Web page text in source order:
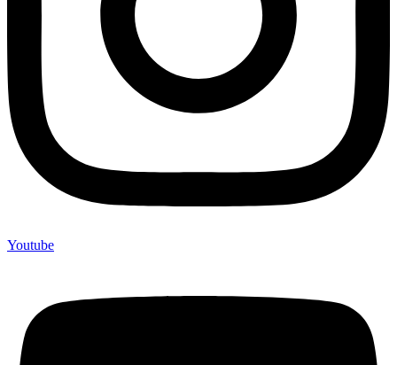
Youtube